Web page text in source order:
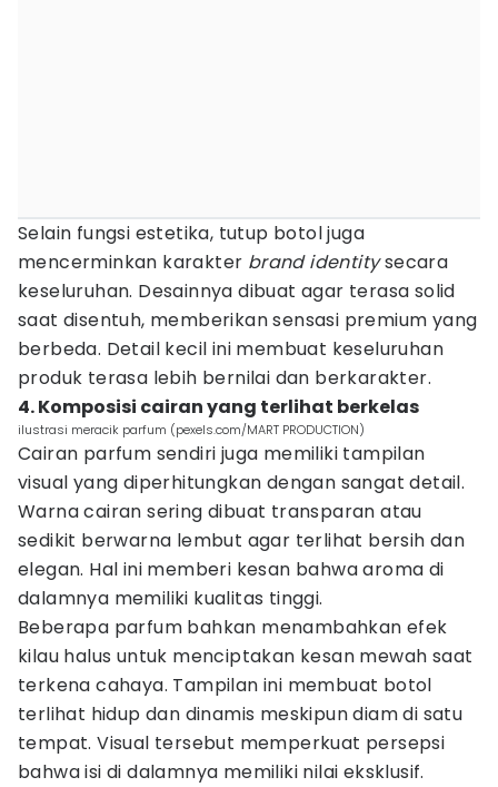
Selain fungsi estetika, tutup botol juga
mencerminkan karakter brand identitysecara
keseluruhan. Desainnya dibuat agar terasa solid
saat disentuh, memberikan sensasi premium yang
berbeda. Detail kecil ini membuat keseluruhan
produk terasa lebih bernilai dan berkarakter.
4. Komposisi cairan yang terlihat berkelas
ilustrasi meracik parfum (pexels.com/MART PRODUCTION)
Cairan parfum sendiri juga memiliki tampilan
visual yang diperhitungkan dengan sangat detail.
Warna cairan sering dibuat transparan atau
sedikit berwarna lembut agar terlihat bersih dan
elegan. Hal ini memberi kesan bahwa aroma di
dalamnya memiliki kualitas tinggi.
Beberapa parfum bahkan menambahkan efek
kilau halus untuk menciptakan kesan mewah saat
terkena cahaya. Tampilan ini membuat botol
terlihat hidup dan dinamis meskipun diam di satu
tempat. Visual tersebut memperkuat persepsi
bahwa isi di dalamnya memiliki nilai eksklusif.